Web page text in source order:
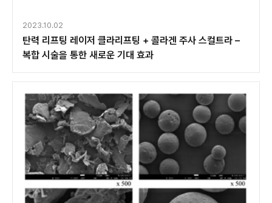
2023.10.02
탄력 리프팅 레이저 클라리프팅 + 콜라겐 주사 스컬트라 –
복합 시술을 통한 새로운 기대 효과